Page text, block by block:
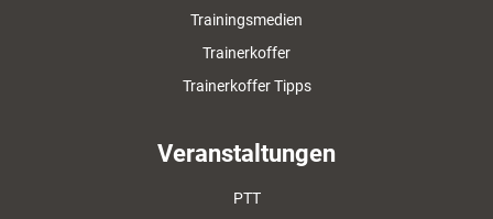
Trainingsmedien
Trainerkoffer
Trainerkoffer Tipps
Veranstaltungen
PTT